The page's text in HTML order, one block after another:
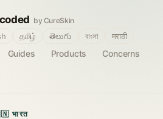
by CureSkin
Guides Products
Concerns
தமிழ் తెలుగు বাংলা मराठी
भारत